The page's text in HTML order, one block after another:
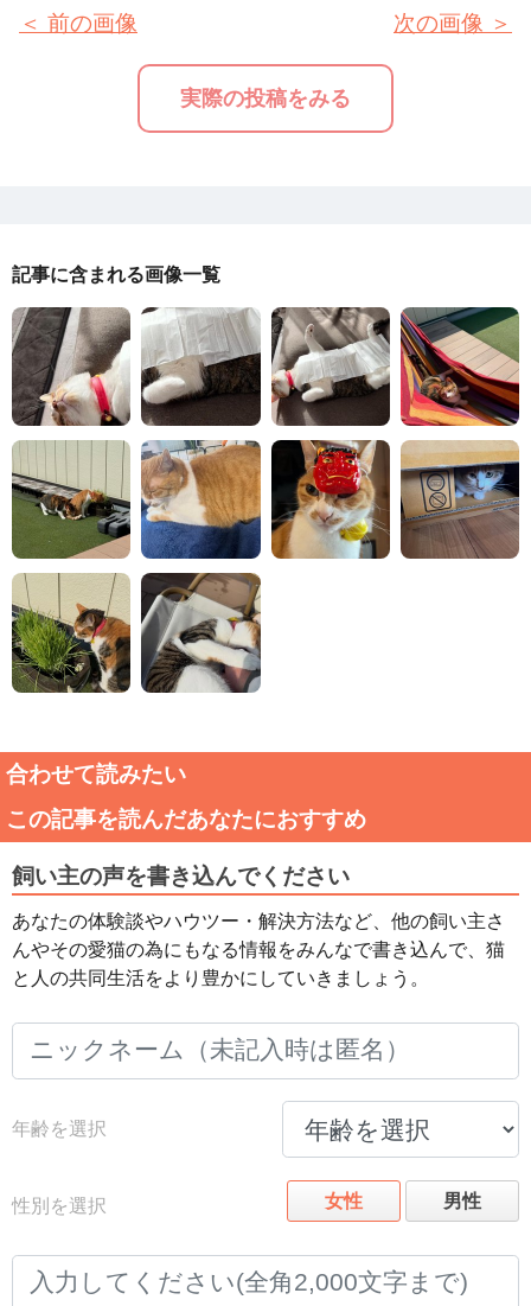
＜ 前の画像
実際の投稿をみる
次の画像 ＞
記事に含まれる画像一覧
合わせて読みたい
この記事を読んだあなたにおすすめ
飼い主の声を書き込んでください
あなたの体験談やハウツー・解決方法など、他の飼い主さ
んやその愛猫の為にもなる情報をみんなで書き込んで、猫
と人の共同生活をより豊かにしていきましょう。
年齢を選択
性別を選択 女性 男性